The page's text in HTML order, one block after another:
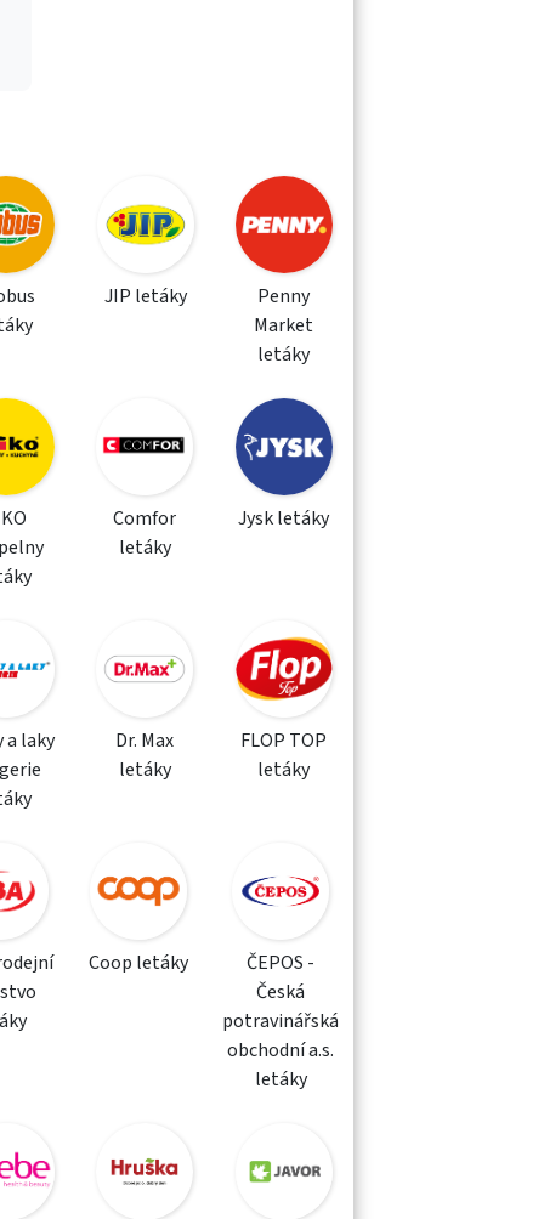
JIP letáky
Penny
Market
letáky
Comfor
letáky
Jysk letáky
a laky
Dr. Max
letáky
FLOP TOP
letáky
Coop letáky
ČEPOS -
Česká
potravinářská
obchodní a.s.
letáky